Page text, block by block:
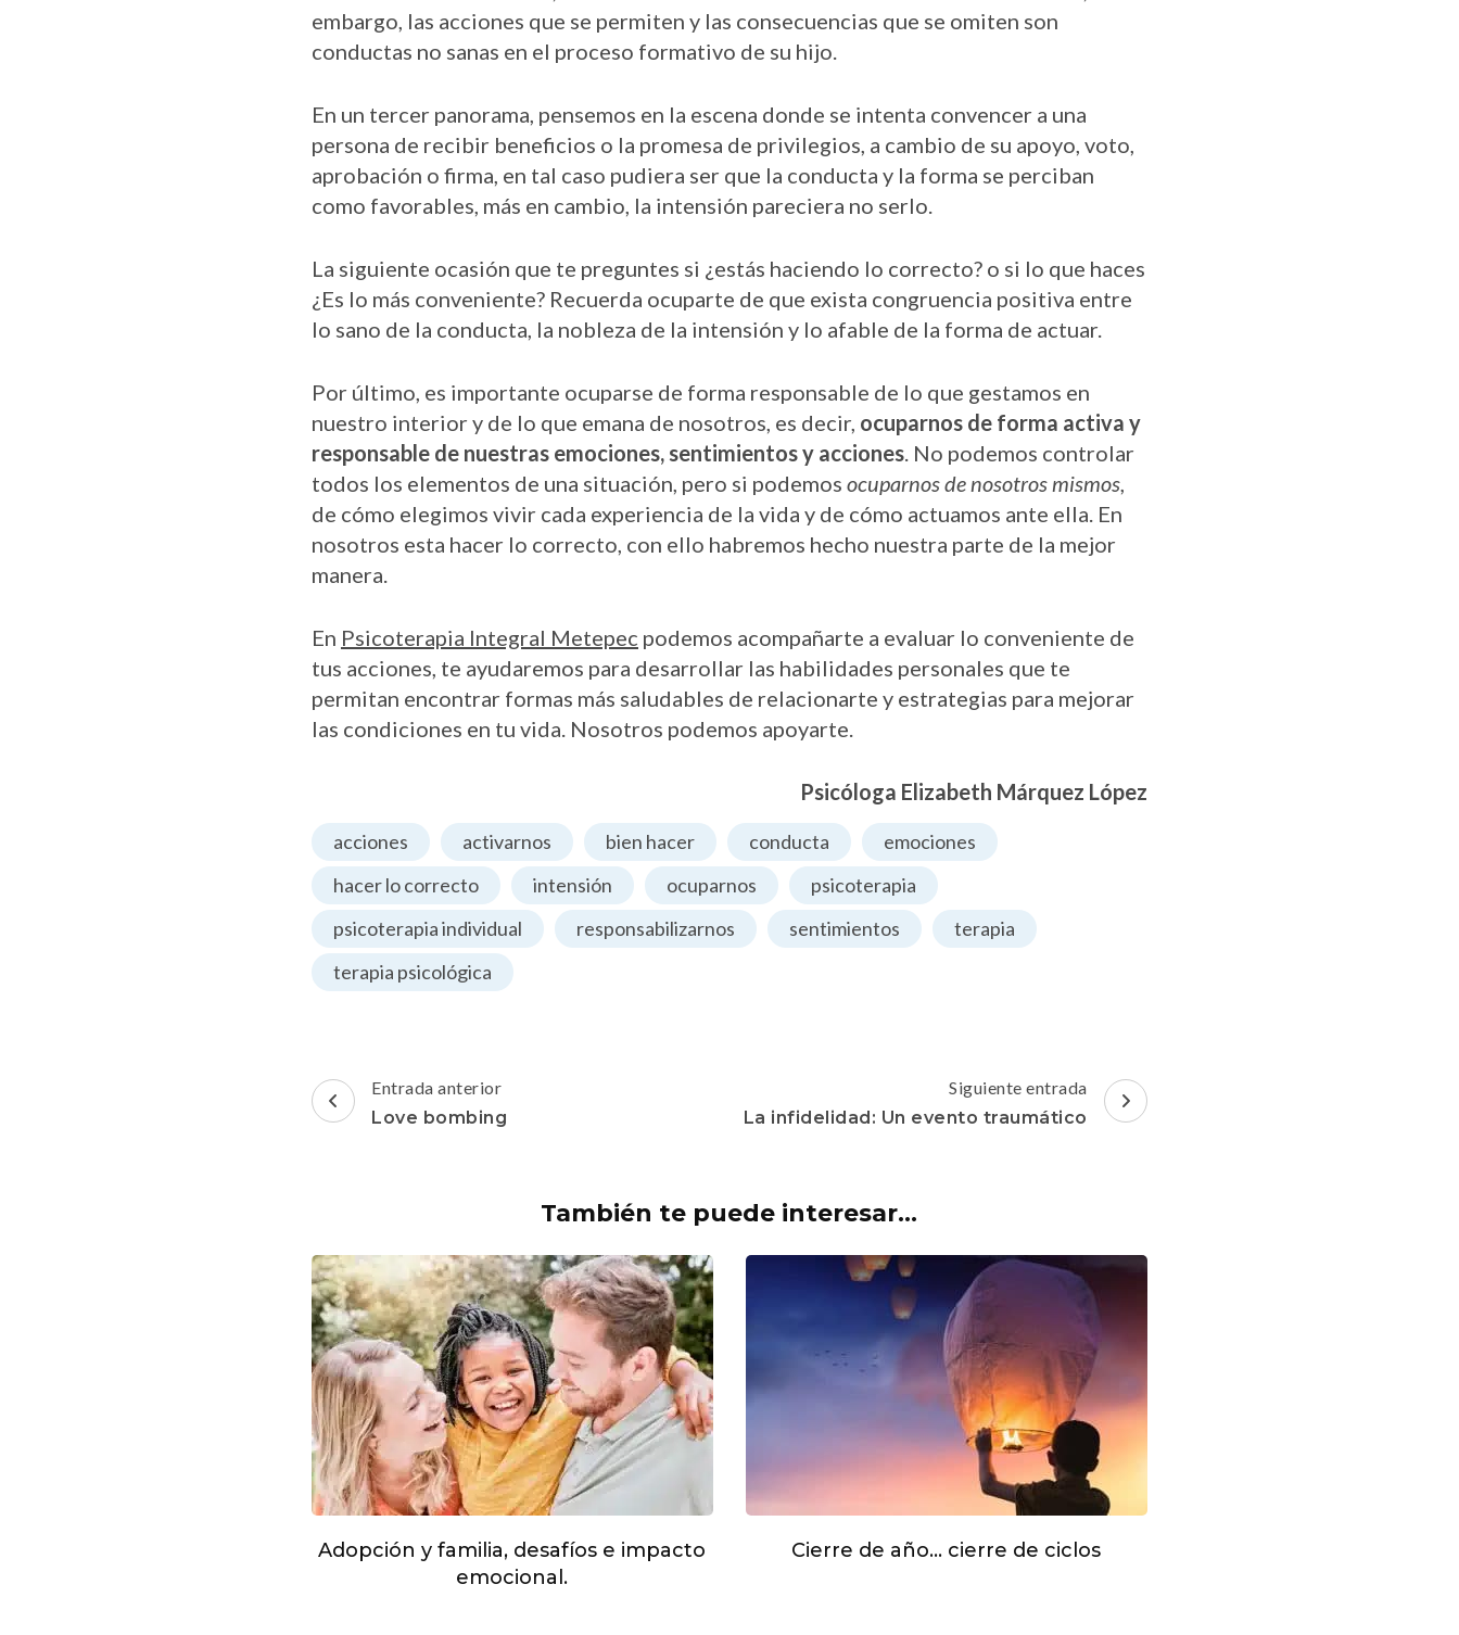
embargo, las acciones que se permiten y las consecuencias que se omiten son
conductas no sanas en el proceso formativo de su hijo.
En un tercer panorama, pensemos en la escena donde se intenta convencer a una
persona de recibir beneficios o la promesa de privilegios, a cambio de su apoyo, voto,
aprobación o firma, en tal caso pudiera ser que la conducta y la forma se perciban
como favorables, más en cambio, la intensión pareciera no serlo.
La siguiente ocasión que te preguntes si ¿estás haciendo lo correcto? o si lo que haces
¿Es lo más conveniente? Recuerda ocuparte de que exista congruencia positiva entre
lo sano de la conducta, la nobleza de la intensión y lo afable de la forma de actuar.
Por último, es importante ocuparse de forma responsable de lo que gestamos en
nuestro interior y de lo que emana de nosotros, es decir, ocuparnos de forma activa y
responsable de nuestras emociones, sentimientos y acciones . No podemos controlar
todos los elementos de una situación, pero si podemos ocuparnos de nosotros mismos
de cómo elegimos vivir cada experiencia de la vida y de cómo actuamos ante ella. En
nosotros esta hacer lo correcto, con ello habremos hecho nuestra parte de la mejor
manera.
En Psicoterapia Integral Metepec podemos acompañarte a evaluar lo conveniente de
tus acciones, te ayudaremos para desarrollar las habilidades personales que te
permitan encontrar formas más saludables de relacionarte y estrategias para mejorar
las condiciones en tu vida. Nosotros podemos apoyarte.
Psicóloga Elizabeth Márquez López
acciones activarnos bien hacer conducta
emociones
hacer lo correcto
intensión ocuparnos
psicoterapia
psicoterapia individual
responsabilizarnos sentimientos
terapia
terapia psicológica
Navegación
de
Entrada anterior
Love bombing
Siguiente entrada
La infidelidad: Un evento traumático
También te puede interesar...
Adopción y familia, desafíos e impacto
emocional.
Cierre de año… cierre de ciclos